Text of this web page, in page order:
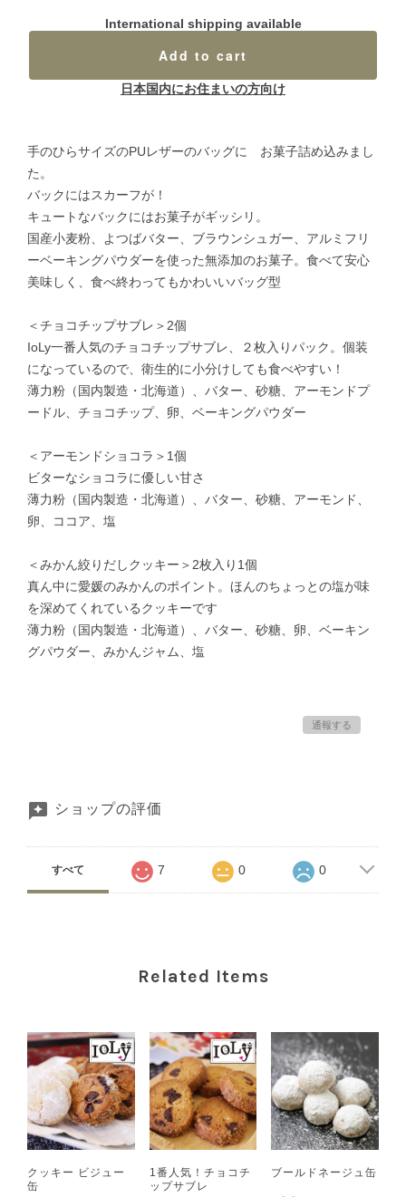
International shipping available
Add to cart
日本国内にお住まいの方向け
手のひらサイズのPUレザーのバッグに お菓子詰め込みまし
た。
バックにはスカーフが！
キュートなバックにはお菓子がギッシリ。
国産小麦粉、よつばバター、ブラウンシュガー、アルミフリ
ーベーキングパウダーを使った無添加のお菓子。食べて安心
美味しく、食べ終わってもかわいいバッグ型
＜チョコチップサブレ＞2個
IoLy一番人気のチョコチップサブレ、２枚入りパック。個装
になっているので、衛生的に小分けしても食べやすい！
薄力粉（国内製造・北海道）、バター、砂糖、アーモンドプ
ードル、チョコチップ、卵、ベーキングパウダー
＜アーモンドショコラ＞1個
ビターなショコラに優しい甘さ
薄力粉（国内製造・北海道）、バター、砂糖、アーモンド、
卵、ココア、塩
＜みかん絞りだしクッキー＞2枚入り1個
真ん中に愛媛のみかんのポイント。ほんのちょっとの塩が味
を深めてくれているクッキーです
薄力粉（国内製造・北海道）、バター、砂糖、卵、ベーキン
グパウダー、みかんジャム、塩
通報する
ショップの評価
すべて 7 0 0
Related Items
クッキー ビジュー
缶
1番人気！チョコチ
ップサブレ
ブールドネージュ缶